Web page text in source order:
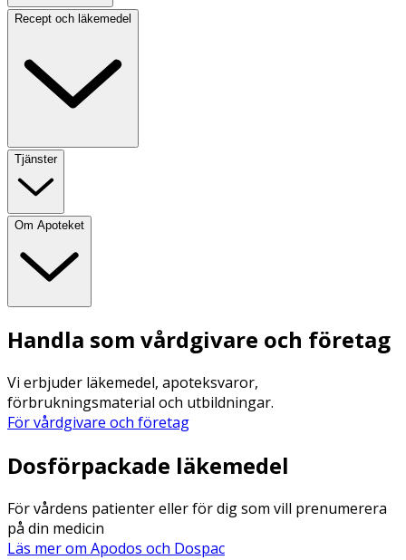
Recept och läkemedel
Tjänster
Om Apoteket
Handla som vårdgivare och företag
Vi erbjuder läkemedel, apoteksvaror,
förbrukningsmaterial och utbildningar.
För vårdgivare och företag
Dosförpackade läkemedel
För vårdens patienter eller för dig som vill prenumerera
på din medicin
Läs mer om Apodos och Dospac